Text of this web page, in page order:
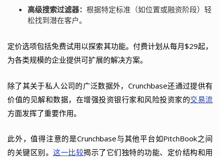
高级搜索过滤器： 根据特定标准（如位置或融资阶段）轻
松找到潜在客户。
定价选项包括免费试用以探索其功能。付费计划从每月$29起，
为各类规模的企业提供可扩展的解决方案。
除了其关于私人公司的广泛数据外，Crunchbase还通过提供有
价值的见解和数据，在增强投资银行家和风险投资家的交易流
方面发挥了重要作用。
此外，值得注意的是Crunchbase与其他平台如PitchBook之间
的关键区别。 这一比较揭示了它们独特的功能、定价结构和用